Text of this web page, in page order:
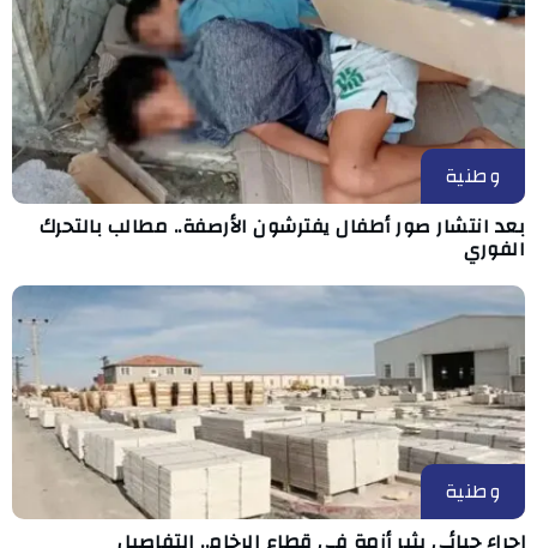
وطنية
بعد انتشار صور أطفال يفترشون الأرصفة.. مطالب بالتحرك
الفوري
وطنية